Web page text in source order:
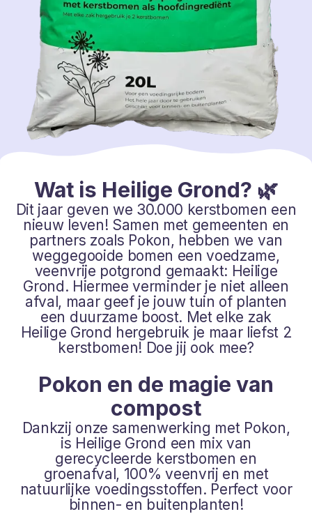
Wat is Heilige Grond? 🌿
Dit jaar geven we 30.000 kerstbomen een
nieuw leven! Samen met gemeenten en
partners zoals Pokon, hebben we van
weggegooide bomen een voedzame,
veenvrije potgrond gemaakt: Heilige
Grond. Hiermee verminder je niet alleen
afval, maar geef je jouw tuin of planten
een duurzame boost. Met elke zak
Heilige Grond hergebruik je maar liefst 2
kerstbomen! Doe jij ook mee?
Pokon en de magie van
compost
Dankzij onze samenwerking met Pokon,
is Heilige Grond een mix van
gerecycleerde kerstbomen en
groenafval, 100% veenvrij en met
natuurlijke voedingsstoffen. Perfect voor
binnen- en buitenplanten!